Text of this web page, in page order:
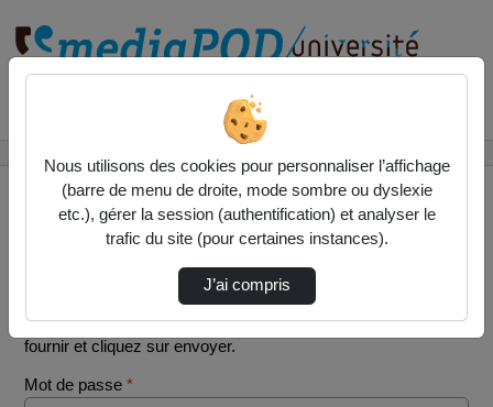
Mot de passe requis
Cette vidéo est protégée par un mot de passe, veuillez le
fournir et cliquez sur envoyer.
Mot de passe *
Nous utilisons des cookies pour personnaliser l’affichage
(barre de menu de droite, mode sombre ou dyslexie
etc.), gérer la session (authentification) et analyser le
trafic du site (pour certaines instances).
J’ai compris